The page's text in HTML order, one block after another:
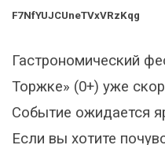
F7NfYUJCUneTVxVRzKqg
Гастрономический
Торжке» (0+) уже
Событие ожидается
Если вы хотите